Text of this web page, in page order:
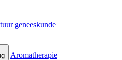
geneeskunde
Aromatherapie